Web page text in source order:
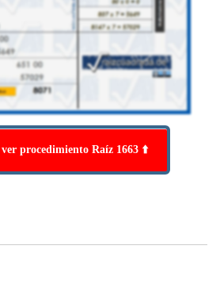
procedimiento Raíz 1663 ⬆️